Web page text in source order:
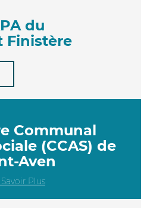
du
Finistère
Communal
(CCAS) de
Aven
Plus